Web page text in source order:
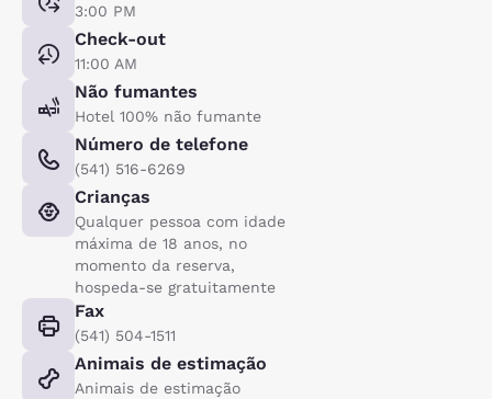
3:00 PM
Check-out
11:00 AM
Não fumantes
Hotel 100% não fumante
Número de telefone
(541) 516-6269
Crianças
Qualquer pessoa com idade
máxima de 18 anos, no
momento da reserva,
hospeda-se gratuitamente
Fax
(541) 504-1511
Animais de estimação
Animais de estimação